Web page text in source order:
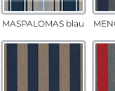
MASPALOMAS blau